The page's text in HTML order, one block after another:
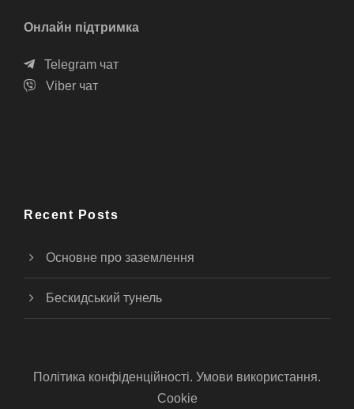
Онлайн підтримка
Telegram чат
Viber чат
Recent Posts
Основне про заземлення
Бескидський тунель
Політика конфіденційності. Умови використання.
Cookie